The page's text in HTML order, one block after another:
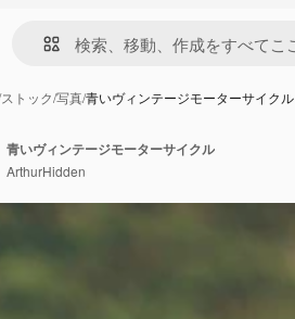
ストック/写真/青いヴィンテージモーターサイクル
青いヴィンテージモーターサイクル
ArthurHidden